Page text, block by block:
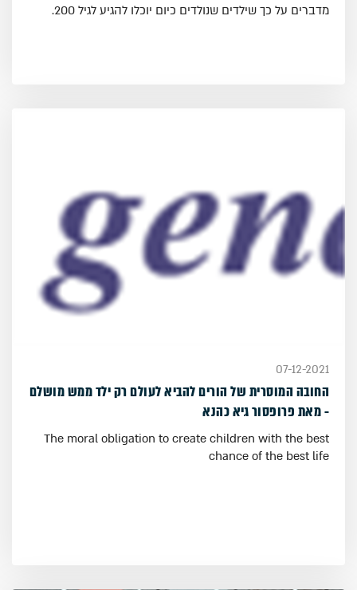
מדברים על כך שילדים שנולדים כיום יוכלו להגיע לגיל 200.
07-12-2021
החובה המוסרית של הורים להביא לעולם רק ילד ממש מושלם
- מאת פרופסור גיא כהנא
The moral obligation to create children with the best
chance of the best life